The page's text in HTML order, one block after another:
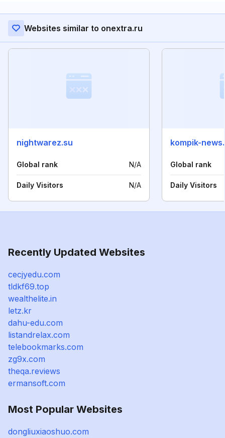
Websites similar to onextra.ru
nightwarez.su
Global rank N/A
Daily Visitors N/A
kompik-
Global rank
Daily Visitors
Recently Updated Websites
cecjyedu.com
tldkf69.top
wealthelite.in
letz.kr
dahu-edu.com
listandrelax.com
telebookmarks.com
zg9x.com
theqa.reviews
ermansoft.com
Most Popular Websites
dongliuxiaoshuo.com